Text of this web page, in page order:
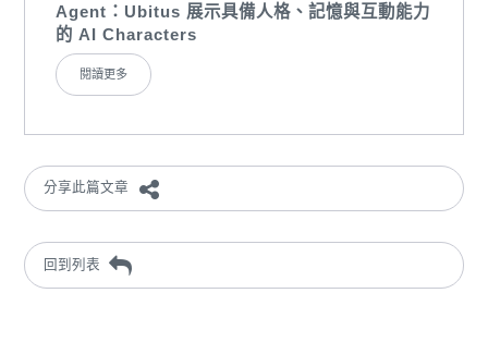
Agent：Ubitus 展示具備人格、記憶與互動能力
的 AI Characters
閱讀更多
分享此篇文章
回到列表